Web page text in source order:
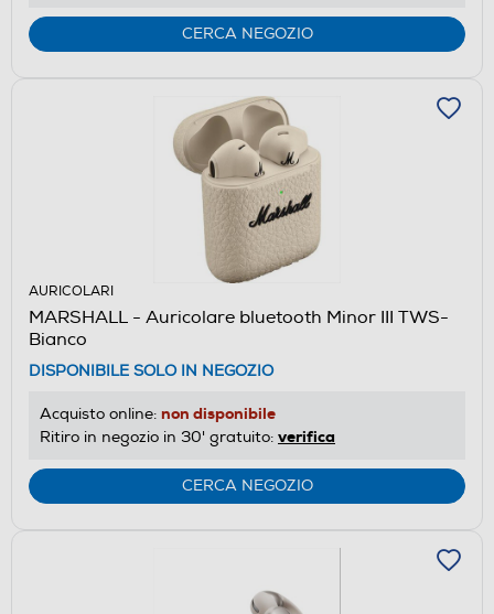
CERCA NEGOZIO
AURICOLARI
MARSHALL - Auricolare bluetooth Minor III TWS-
Bianco
DISPONIBILE SOLO IN NEGOZIO
Acquisto online: non disponibile
Ritiro in negozio in 30' gratuito: verifica
CERCA NEGOZIO